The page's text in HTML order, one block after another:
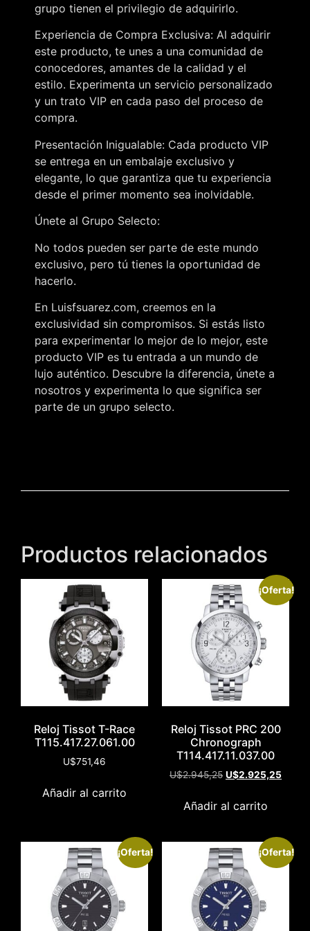
grupo tienen el privilegio de adquirirlo.
Experiencia de Compra Exclusiva: Al adquirir
este producto, te unes a una comunidad de
conocedores, amantes de la calidad y el
estilo. Experimenta un servicio personalizado
y un trato VIP en cada paso del proceso de
compra.
Presentación Inigualable: Cada producto VIP
se entrega en un embalaje exclusivo y
elegante, lo que garantiza que tu experiencia
desde el primer momento sea inolvidable.
Únete al Grupo Selecto:
No todos pueden ser parte de este mundo
exclusivo, pero tú tienes la oportunidad de
hacerlo.
En Luisfsuarez.com, creemos en la
exclusividad sin compromisos. Si estás listo
para experimentar lo mejor de lo mejor, este
producto VIP es tu entrada a un mundo de
lujo auténtico. Descubre la diferencia, únete a
nosotros y experimenta lo que significa ser
parte de un grupo selecto.
Productos relacionados
Reloj Tissot T-Race
T115.417.27.061.00
U$751,46
Añadir al carrito
¡Oferta!
Reloj Tissot PRC 200
Chronograph
T114.417.11.037.00
U$2.945,25 U$2.925,25
Añadir al carrito
¡Oferta! ¡Oferta!